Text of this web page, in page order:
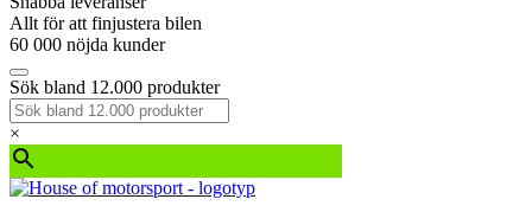
Allt för att finjustera bilen
60 000 nöjda kunder
Sök bland 12.000 produkter
×